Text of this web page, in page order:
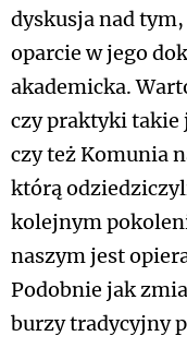
dyskusja nad
oparcie w jego
akademicka.
czy praktyki takie
czy też Komunia
którą
kolejnym
naszym jest
Podobnie jak
burzy tradycyjny